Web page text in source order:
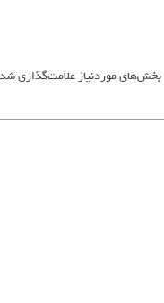
بخش‌های موردنیاز علامت‌گذاری